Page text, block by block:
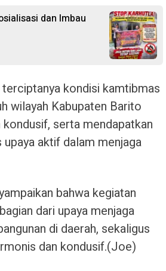
dan Imbau
kondisi kamtibmas
wilayah Kabupaten Barito
serta mendapatkan
aktif dalam menjaga
bahwa kegiatan
dari upaya menjaga
di daerah, sekaligus
dan kondusif.(Joe)